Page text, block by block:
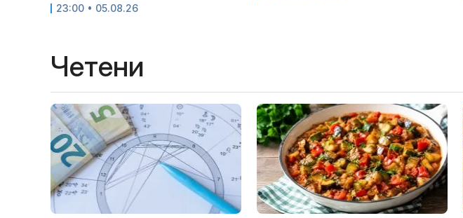
23:00 • 05.08.26
Четени